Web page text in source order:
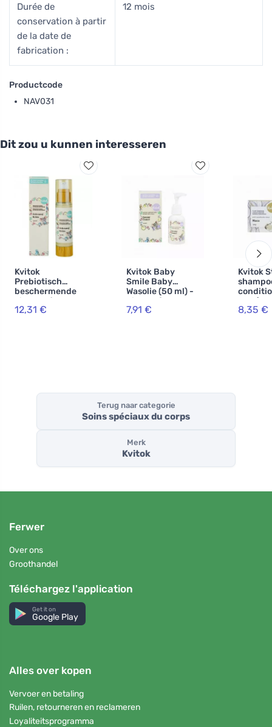
Durée de
conservation à partir
de la date de
fabrication :
12 mois
Productcode
NAV031
Dit zou u kunnen interesseren
Kvitok
Prebiotisch
beschermende
kindercrème - vol
lichaam met
12,31 €
Kvitok Baby
Smile Baby
Wasolie (50 ml) -
nieuwe formule
7,91 €
Kvitok
XXL
8,35 €
Terug naar categorie
Soins spéciaux du corps
Merk
Kvitok
Ferwer
Over ons
Groothandel
Téléchargez l'application
Get it on
Google Play
Alles over kopen
Vervoer en betaling
Ruilen, retourneren en reclameren
Loyaliteitsprogramma